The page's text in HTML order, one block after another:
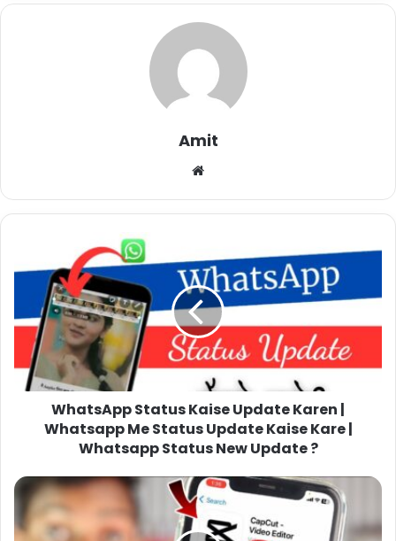
Amit
WhatsApp Status Kaise Update Karen |
Whatsapp Me Status Update Kaise Kare |
Whatsapp Status New Update ?